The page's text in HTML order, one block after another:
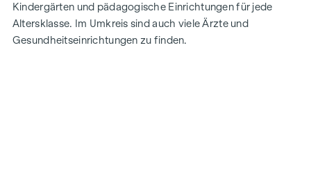
Kindergärten und pädagogische Einrichtungen für jede
Altersklasse. Im Umkreis sind auch viele Ärzte und
Gesundheitseinrichtungen zu finden.